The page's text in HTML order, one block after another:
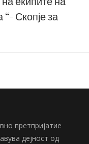
Скопје за
претпријатие
дејност од